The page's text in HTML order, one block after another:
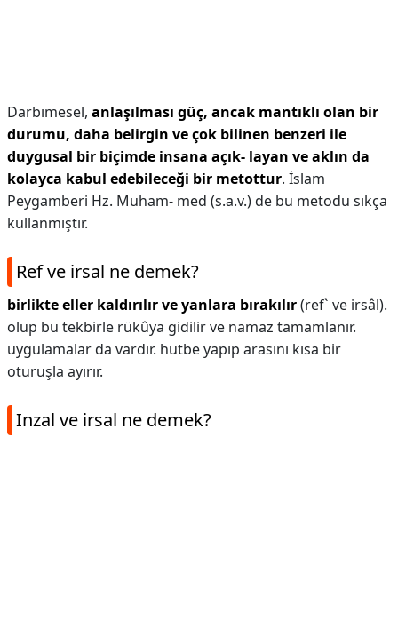
Darbımesel, anlaşılması güç, ancak mantıklı olan bir
durumu, daha belirgin ve çok bilinen benzeri ile
duygusal bir biçimde insana açık- layan ve aklın da
kolayca kabul edebileceği bir metottur. İslam
Peygamberi Hz. Muham- med (s.a.v.) de bu metodu sıkça
kullanmıştır.
Ref ve irsal ne demek?
birlikte eller kaldırılır ve yanlara bırakılır(ref` ve irsâl).
olup bu tekbirle rükûya gidilir ve namaz tamamlanır.
uygulamalar da vardır. hutbe yapıp arasını kısa bir
oturuşla ayırır.
Inzal ve irsal ne demek?